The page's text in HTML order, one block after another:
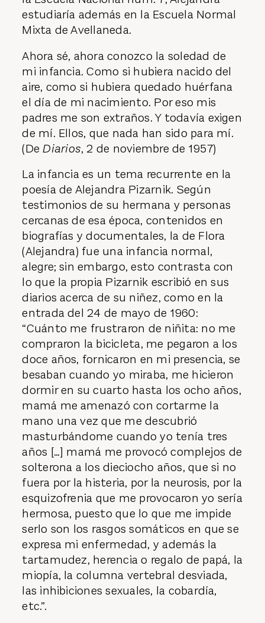
estudiaría además en la Escuela Normal
Mixta de Avellaneda.
Ahora sé, ahora conozco la soledad de
mi infancia. Como si hubiera nacido del
aire, como si hubiera quedado huérfana
el día de mi nacimiento. Por eso mis
padres me son extraños. Y todavía exigen
de mí. Ellos, que nada han sido para mí.
(DeDiarios, 2 de noviembre de 1957)
La infancia es un tema recurrente en la
poesía de Alejandra Pizarnik. Según
testimonios de su hermana y personas
cercanas de esa época, contenidos en
biografías y documentales, la de Flora
(Alejandra) fue una infancia normal,
alegre; sin embargo, esto contrasta con
lo que la propia Pizarnik escribió en sus
diarios acerca de su niñez, como en la
entrada del 24 de mayo de 1960:
“Cuánto me frustraron de niñita: no me
compraron la bicicleta, me pegaron a los
doce años, fornicaron en mi presencia, se
besaban cuando yo miraba, me hicieron
dormir en su cuarto hasta los ocho años,
mamá me amenazó con cortarme la
mano una vez que me descubrió
masturbándome cuando yo tenía tres
años […] mamá me provocó complejos de
solterona a los dieciocho años, que si no
fuera por la histeria, por la neurosis, por la
esquizofrenia que me provocaron yo sería
hermosa, puesto que lo que me impide
serlo son los rasgos somáticos en que se
expresa mi enfermedad, y además la
tartamudez, herencia o regalo de papá, la
miopía, la columna vertebral desviada,
las inhibiciones sexuales, la cobardía,
etc.”.